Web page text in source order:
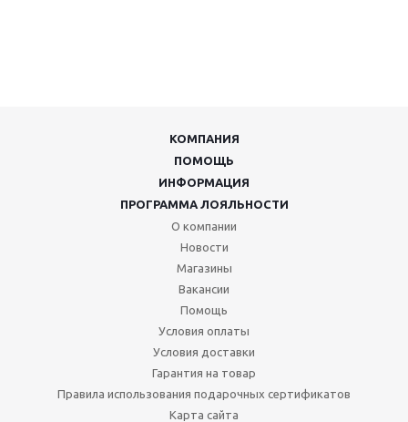
КОМПАНИЯ
ПОМОЩЬ
ИНФОРМАЦИЯ
ПРОГРАММА ЛОЯЛЬНОСТИ
О компании
Новости
Магазины
Вакансии
Помощь
Условия оплаты
Условия доставки
Гарантия на товар
Правила использования подарочных сертификатов
Карта сайта